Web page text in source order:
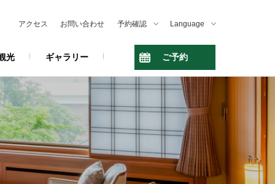
光 ギャラリー ご予約
アクセス お問い合わせ 予約確認 Language